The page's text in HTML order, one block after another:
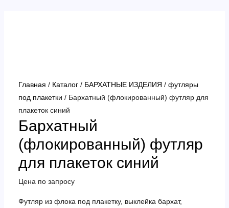
Главная / Каталог/ БАРХАТНЫЕ ИЗДЕЛИЯ / футляры
под плакетки / Бархатный (флокированный) футляр для
плакеток синий
Бархатный
(флокированный) футляр
для плакеток синий
Цена по запросу
Футляр из флока под плакетку, выклейка бархат,